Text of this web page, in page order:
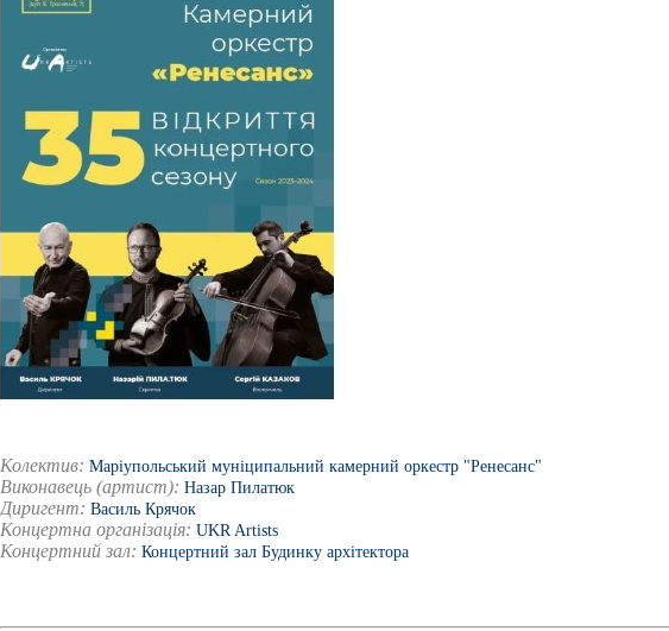
Колектив: Маріупольський муніципальний камерний оркестр "Ренесанс"
Виконавець (артист): Назар Пилатюк
Диригент: Василь Крячок
Концертна організація: UKR Artists
Концертний зал: Концертний зал Будинку архітектора